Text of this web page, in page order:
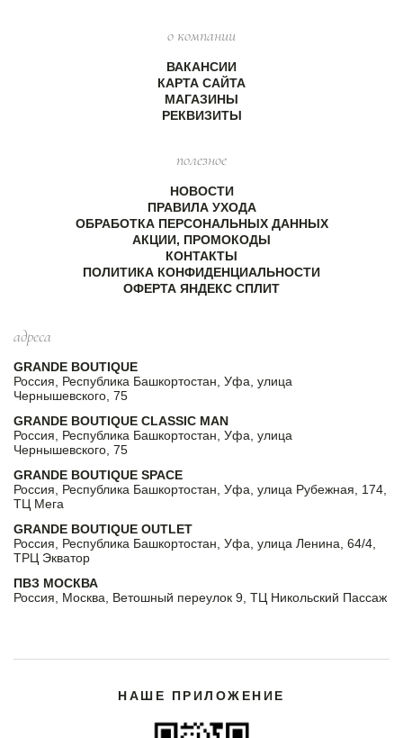
о компании
ВАКАНСИИ
КАРТА САЙТА
МАГАЗИНЫ
РЕКВИЗИТЫ
полезное
НОВОСТИ
ПРАВИЛА УХОДА
ОБРАБОТКА ПЕРСОНАЛЬНЫХ ДАННЫХ
АКЦИИ, ПРОМОКОДЫ
КОНТАКТЫ
ПОЛИТИКА КОНФИДЕНЦИАЛЬНОСТИ
ОФЕРТА ЯНДЕКС СПЛИТ
адреса
GRANDE BOUTIQUE
Россия, Республика Башкортостан, Уфа, улица
Чернышевского, 75
GRANDE BOUTIQUE CLASSIC MAN
Россия, Республика Башкортостан, Уфа, улица
Чернышевского, 75
GRANDE BOUTIQUE SPACE
Россия, Республика Башкортостан, Уфа, улица Рубежная, 174,
ТЦ Мега
GRANDE BOUTIQUE OUTLET
Россия, Республика Башкортостан, Уфа, улица Ленина, 64/4,
ТРЦ Экватор
ПВЗ МОСКВА
Россия, Москва, Ветошный переулок 9, ТЦ Никольский Пассаж
НАШЕ ПРИЛОЖЕНИЕ